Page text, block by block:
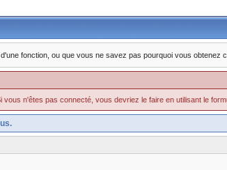
fonction, ou que vous ne savez pas pourquoi vous obtenez
n'êtes pas connecté, vous devriez le faire en utilisant le